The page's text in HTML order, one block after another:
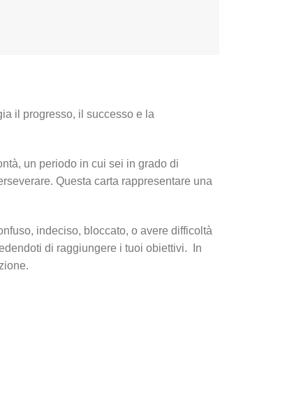
il progresso, il successo e la
un periodo in cui sei in grado di
Questa carta rappresentare una
indeciso, bloccato, o avere difficoltà
di raggiungere i tuoi obiettivi. In